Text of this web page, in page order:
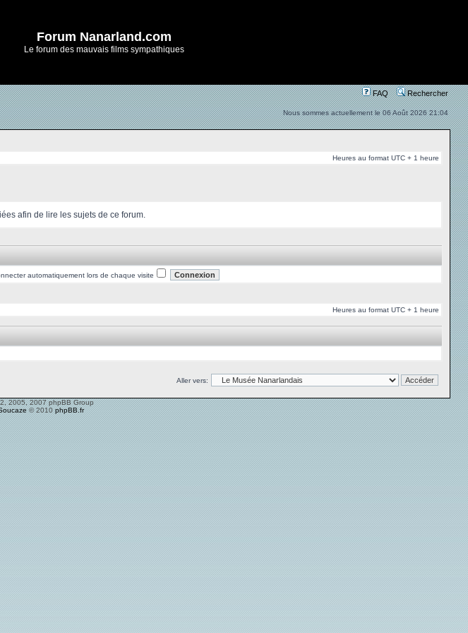
Forum Nanarland.com
Le forum des mauvais films sympathiques
FAQ Rechercher
Nous sommes actuellement le 06 Août 2026 21:04
Heures au format UTC + 1 heure
afin de lire les sujets de ce forum.
automatiquement lors de chaque visite
Heures au format UTC + 1 heure
Aller vers:
2005, 2007 phpBB Group
© 2010phpBB.fr